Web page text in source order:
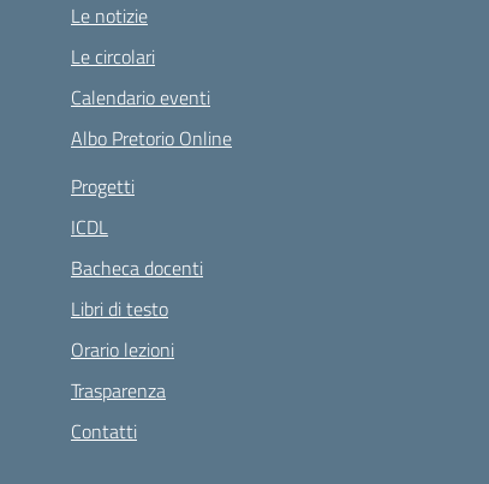
Le notizie
Le circolari
Calendario eventi
Albo Pretorio Online
Progetti
ICDL
Bacheca docenti
Libri di testo
Orario lezioni
Trasparenza
Contatti